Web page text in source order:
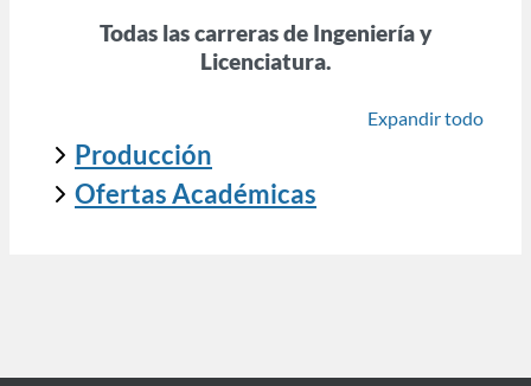
Todas las carreras de Ingeniería y
Licenciatura.
Expandir todo
Producción
Ofertas Académicas